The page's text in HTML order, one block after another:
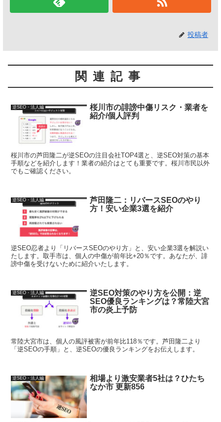
投稿者
関連記事
逆SEO・法人編
桜川市の誹謗中傷リスク・業者を
紹介/個人評判
桜川市の芦田隆二が逆SEOの注目会社TOP4選と、逆SEO対策の基本
手順などを紹介します！業者の紹介はとても重要です。桜川市民以外
でもご確認ください。
逆SEO・法人編
芦田隆二：リバースSEOのやり
方！安い企業3選を紹介
逆SEO忍者より「リバースSEOのやり方」と、安い企業3選を解説い
たします。取手市は、個人の中傷が前年比+20％です。あなたが、誹
謗中傷を受けないために紹介いたします。
逆SEO・法人編
逆SEO対策のやり方を公開：逆
SEO優良ランキングは？常陸大宮
市の炎上予防
常陸大宮市は、個人の風評被害が前年比118％です。芦田隆二より
「逆SEOの手順」と、逆SEOの優良ランキングをお伝えします。
逆SEO・法人編
相場より激安業者5社は？ひたち
なか市 更新856